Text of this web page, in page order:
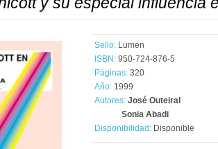
Sello: Lumen
ISBN: 950-724-876-5
Páginas: 320
Año: 1999
Autores: José Outeiral
Sonia Abadi
Disponibilidad: Disponible